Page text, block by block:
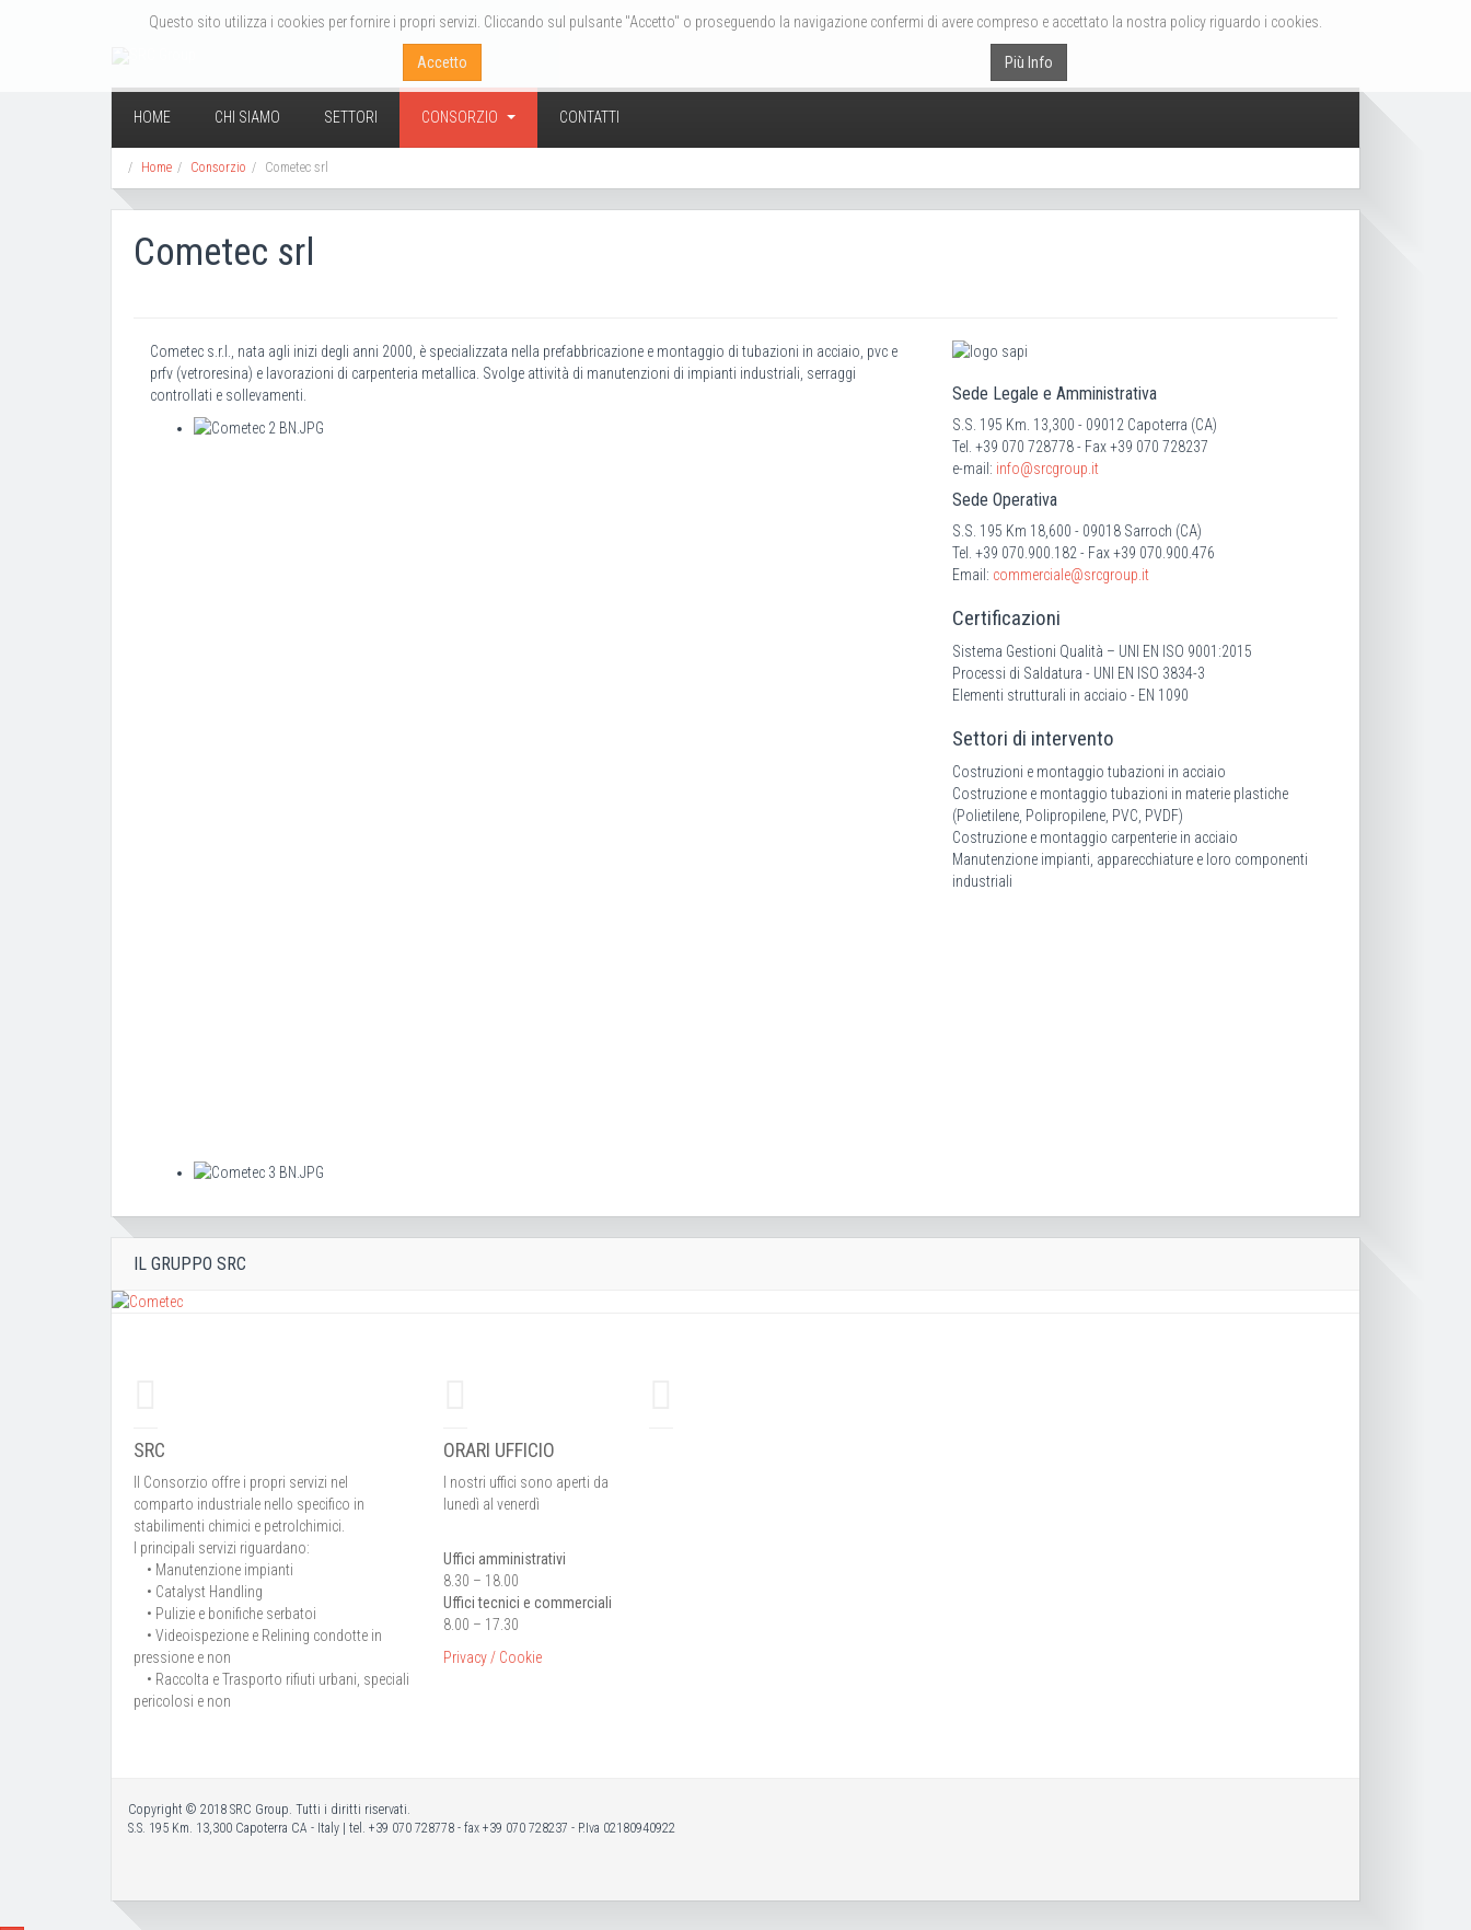
Questo sito utilizza i cookies per fornire i propri servizi. Cliccando sul pulsante "Accetto" o proseguendo la navigazione confermi di avere compreso e accettato la nostra policy riguardo i cookies.
Accetto Più Info
HOME CHI SIAMO SETTORI CONSORZIO CONTATTI
Home Consorzio Cometec srl
Cometec srl
Cometec s.r.l., nata agli inizi degli anni 2000, è specializzata nella prefabbricazione e montaggio di tubazioni in acciaio, pvc e
prfv (vetroresina) e lavorazioni di carpenteria metallica. Svolge attività di manutenzioni di impianti industriali, serraggi
controllati e sollevamenti.
Sede Legale e Amministrativa
S.S. 195 Km. 13,300 - 09012 Capoterra (CA)
Tel. +39 070 728778 - Fax +39 070 728237
e-mail: info@srcgroup.it
Sede Operativa
S.S. 195 Km 18,600 - 09018 Sarroch (CA)
Tel. +39 070.900.182 - Fax +39 070.900.476
Email: commerciale@srcgroup.it
Certificazioni
Sistema Gestioni Qualità – UNI EN ISO 9001:2015
Processi di Saldatura - UNI EN ISO 3834-3
Elementi strutturali in acciaio - EN 1090
Settori di intervento
Costruzioni e montaggio tubazioni in acciaio
Costruzione e montaggio tubazioni in materie plastiche
(Polietilene, Polipropilene, PVC, PVDF)
Costruzione e montaggio carpenterie in acciaio
Manutenzione impianti, apparecchiature e loro componenti
industriali
IL GRUPPO SRC
SRC
Il Consorzio offre i propri servizi nel
comparto industriale nello specifico in
stabilimenti chimici e petrolchimici.
I principali servizi riguardano:
• Manutenzione impianti
• Catalyst Handling
• Pulizie e bonifiche serbatoi
• Videoispezione e Relining condotte in
pressione e non
• Raccolta e Trasporto rifiuti urbani, speciali
pericolosi e non
ORARI UFFICIO
I nostri uffici sono aperti da
lunedì al venerdì
Uffici amministrativi
8.30 – 18.00
Uffici tecnici e commerciali
8.00 – 17.30
Privacy / Cookie
Copyright © 2018 SRC Group. Tutti i diritti riservati.
S.S. 195 Km. 13,300 Capoterra CA - Italy | tel. +39 070 728778 - fax +39 070 728237 - P.Iva 02180940922